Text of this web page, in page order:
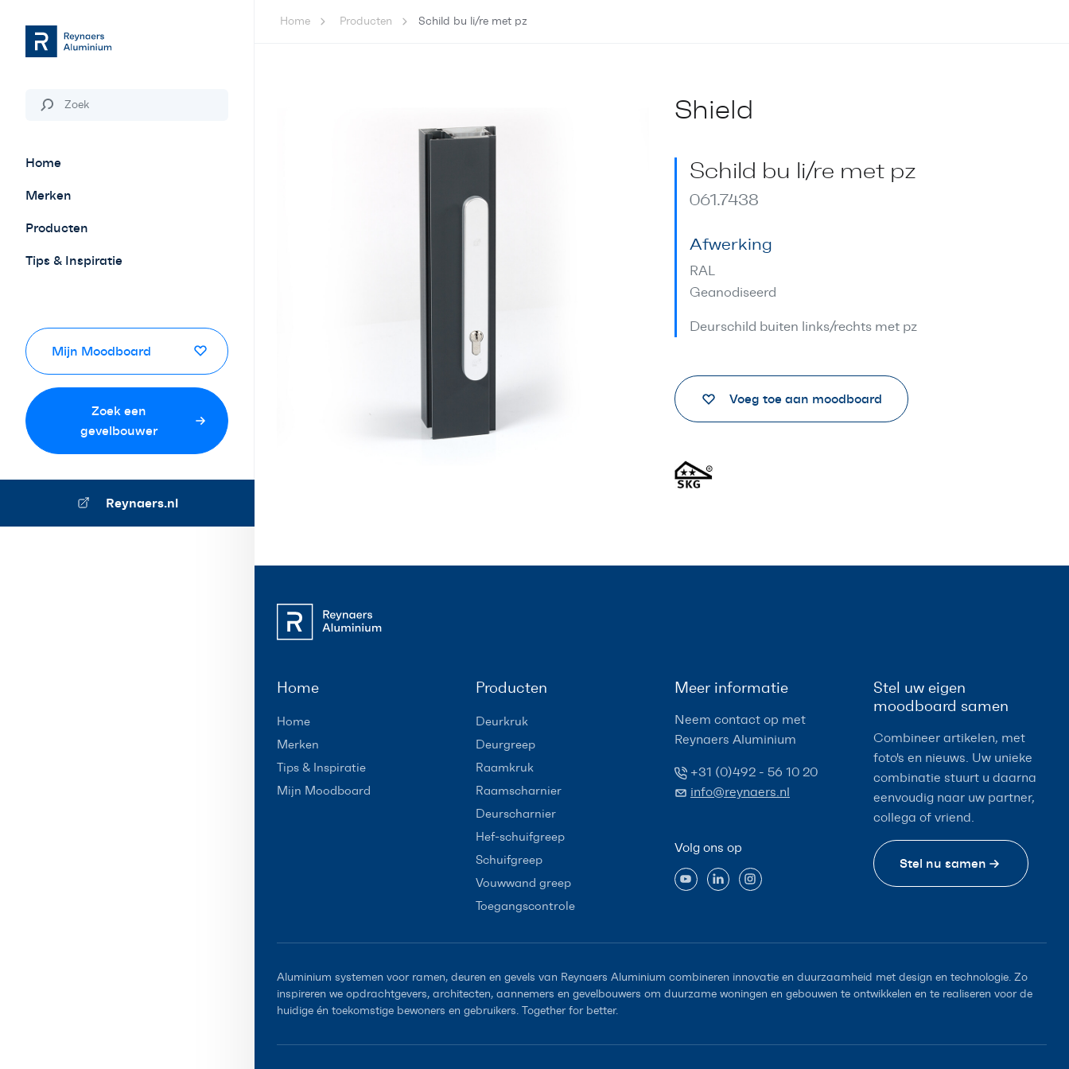
Home
Merken
Producten
Tips & Inspiratie
Mijn Moodboard
Zoek een
gevelbouwer
Reynaers.nl
Home Producten Schild bu li/re met pz
Shield
Schild bu li/re met pz
061.7438
Afwerking
RAL
Geanodiseerd
Deurschild buiten links/rechts met pz
Voeg toe aan moodboard
Home
Home
Merken
Tips & Inspiratie
Mijn Moodboard
Producten
Deurkruk
Deurgreep
Raamkruk
Raamscharnier
Deurscharnier
Hef-schuifgreep
Schuifgreep
Vouwwand greep
Toegangscontrole
Meer informatie
Neem contact op met
Reynaers Aluminium
+31 (0)492 - 56 10 20
info@reynaers.nl
Volg ons op
Stel uw eigen
moodboard samen
Combineer artikelen, met
foto's en nieuws. Uw unieke
combinatie stuurt u daarna
eenvoudig naar uw partner,
collega of vriend.
Stel nu samen
Aluminium systemen voor ramen, deuren en gevels van Reynaers Aluminium combineren innovatie en duurzaamheid met design en technologie. Zo
inspireren we opdrachtgevers, architecten, aannemers en gevelbouwers om duurzame woningen en gebouwen te ontwikkelen en te realiseren voor de
huidige én toekomstige bewoners en gebruikers. Together for better.